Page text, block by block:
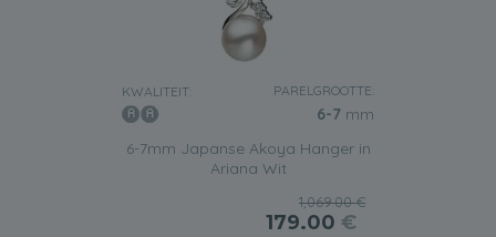
KWALITEIT: PARELGROOTTE:
6-7 mm
6-7mm Japanse Akoya Hanger in
Ariana Wit
1,069.00 €
179.00 €